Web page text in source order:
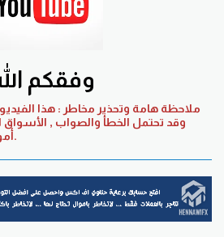
وفقكم
ملاحظة هامة وتحذير مخاطر : هذا
وقد تحتمل الخطأ والصواب , الأسواق
أموالك المودعة أو جزءا منها.